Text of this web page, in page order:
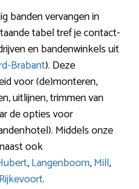
banden vervangen in
tabel tref je contact-
en bandenwinkels uit
Brabant). Deze
voor (de)monteren,
uitlijnen, trimmen van
de opties voor
Middels onze
ook
,Langenboom,Mill,
Rijkevoort.